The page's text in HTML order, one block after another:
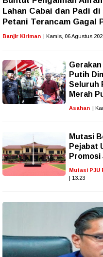
Lahan Cabai dan Padi
Petani Terancam Gagal
Banjir Kiriman | Kamis, 06 Agustus
Putih
Seluruh
Merah
Asahan |
Mutasi
Pejabat
Promosi
Mutasi PJU
| 13.23